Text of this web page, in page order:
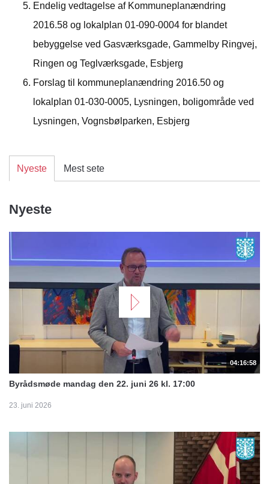
Endelig vedtagelse af Kommuneplanændring
2016.58 og lokalplan 01-090-0004 for blandet
bebyggelse ved Gasværksgade, Gammelby Ringvej,
Ringen og Teglværksgade, Esbjerg
Forslag til kommuneplanændring 2016.50 og
lokalplan 01-030-0005, Lysningen, boligområde ved
Lysningen, Vognsbølparken, Esbjerg
Nyeste Mest sete
Nyeste
04:16:58
Byrådsmøde mandag den 22. juni 26 kl. 17:00
23. juni 2026